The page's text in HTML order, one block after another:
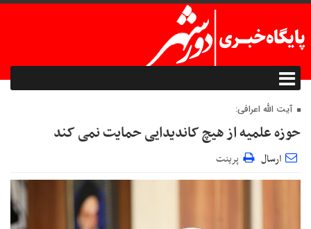
آیت الله اعرافی:
حوزه علمیه از هیچ کاندیدایی حمایت نمی کند
ارسال پرینت